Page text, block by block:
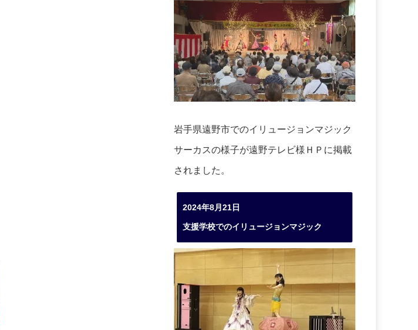
岩手県遠野市でのイリュージョンマジック
サーカスの様子が遠野テレビ様ＨＰに掲載
されました。
2024年8月21日
支援学校でのイリュージョンマジック